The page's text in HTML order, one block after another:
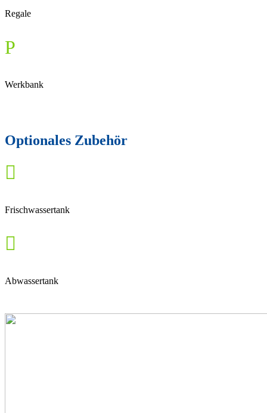
Regale
P
Werkbank
Optionales Zubehör

Frischwassertank

Abwassertank